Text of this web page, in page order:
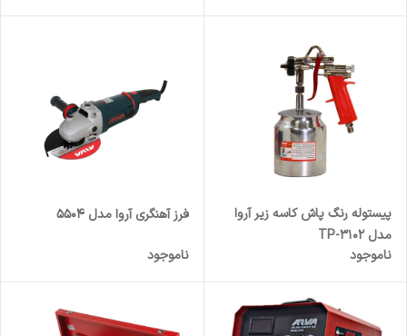
پیستوله رنگ پاش کاسه زیر آروا
مدل TP-3102
ناموجود
فرز آهنگری آروا مدل 5504
ناموجود